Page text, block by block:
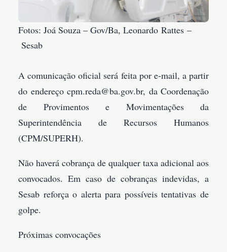
Fotos: Joá Souza – Gov/Ba, Leonardo Rattes –
Sesab
A comunicação oficial será feita por e-mail, a partir
do endereço cpm.reda@ba.gov.br, da Coordenação
de Provimentos e Movimentações da
Superintendência de Recursos Humanos
(CPM/SUPERH).
Não haverá cobrança de qualquer taxa adicional aos
convocados. Em caso de cobranças indevidas, a
Sesab reforça o alerta para possíveis tentativas de
golpe.
Próximas convocações